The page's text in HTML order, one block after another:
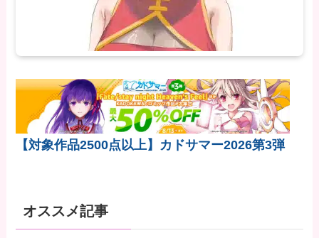
【対象作品2500点以上】カドサマー2026第3弾
オススメ記事